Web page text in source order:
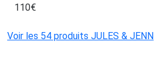
110€
Voir les 54 produits JULES & JENN